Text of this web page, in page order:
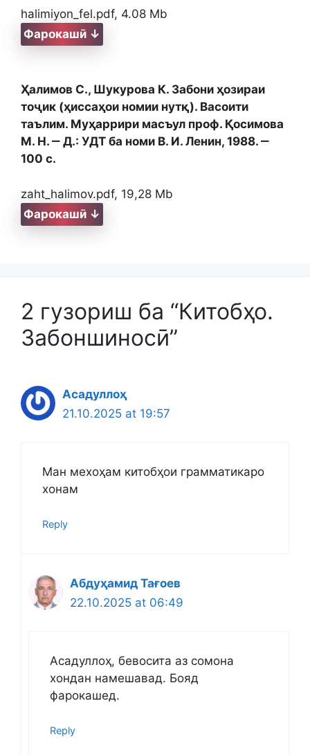
halimiyon_fel.pdf, 4.08 Mb
Фарокашӣ ↓
Ҳалимов С., Шукурова К. Забони ҳозираи
тоҷик (ҳиссаҳои номии нутқ). Васоити
таълим. Муҳаррири масъул проф. Қосимова
М. Н. ‒ Д.: УДТ ба номи В. И. Ленин, 1988. ‒
100 с.
zaht_halimov.pdf, 19,28 Mb
Фарокашӣ ↓
2 гузориш ба “Китобҳо.
Забоншиносӣ”
Асадуллоҳ
21.10.2025 at 19:57
Ман мехоҳам китобҳои грамматикаро
хонам
Reply
Абдуҳамид Тағоев
22.10.2025 at 06:49
Асадуллоҳ, бевосита аз сомона
хондан намешавад. Бояд
фарокашед.
Reply